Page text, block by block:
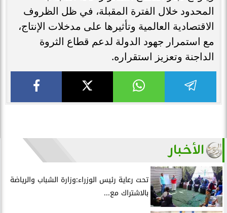
المحدود خلال الفترة المقبلة، في ظل الظروف
الاقتصادية العالمية وتأثيرها على مدخلات الإنتاج،
مع استمرار جهود الدولة لدعم قطاع الثروة
الداجنة وتعزيز استقراره.
الأخبار
تحت رعاية رئيس الوزراء:وزارة الشباب والرياضة
بالاشتراك مع...